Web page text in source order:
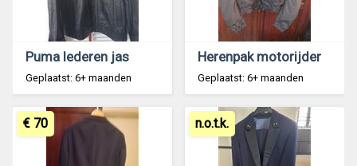
Puma lederen jas
Geplaatst: 6+ maanden
Herenpak motorijder
Geplaatst: 6+ maanden
€ 70 n.o.t.k.